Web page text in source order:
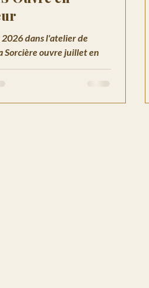
dans l'atelier de
Sorcière ouvre juillet en
: lunes de Neva,
Gazette Été et ARC 01